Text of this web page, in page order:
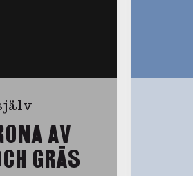
AV
GRÄS